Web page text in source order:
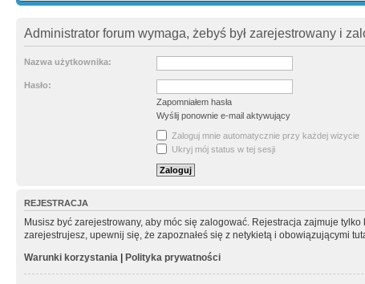
Administrator forum wymaga, żebyś był zarejestrowany i
Nazwa użytkownika:
Hasło:
Zapomniałem hasła
Wyślij ponownie e-mail aktywujący
Zaloguj mnie automatycznie przy każdej wizycie
Ukryj mój status w tej sesji
REJESTRACJA
Musisz być zarejestrowany, aby móc się zalogować. Rejestracja zajmuje
zarejestrujesz, upewnij się, że zapoznałeś się z netykietą i obowiązującymi
Warunki korzystania | Polityka prywatności